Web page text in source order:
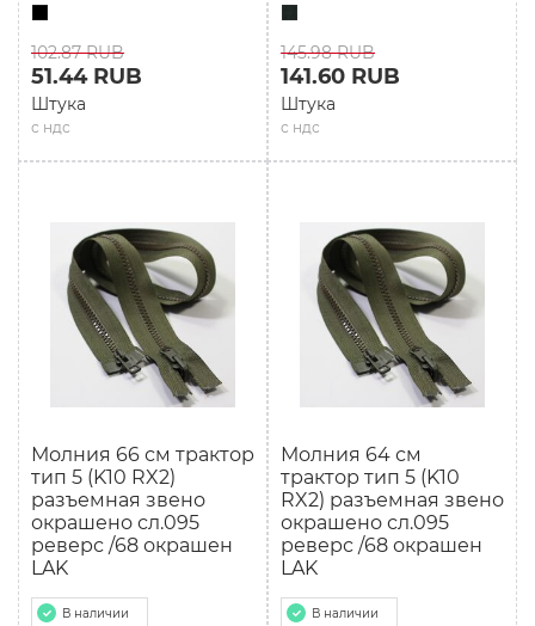
102.87 RUB
с ндс
51.44 RUB
Штука
145.98 RUB
с ндс
141.60 RUB
Штука
Молния 66 см трактор
тип 5 (K10 RX2)
разъемная звено
окрашено сл.095
реверс /68 окрашен
LAK
В наличии
Молния 64 см
трактор тип 5 (K10
RX2) разъемная звено
окрашено сл.095
реверс /68 окрашен
LAK
В наличии